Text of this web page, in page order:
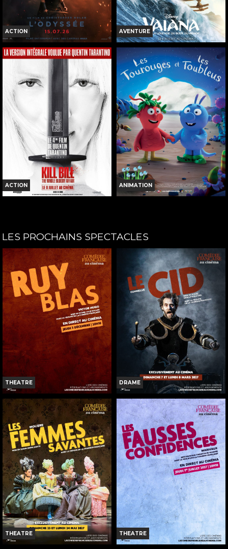
ACTION
L'ODYSSÉE
Horaires et Infos
Réservation
INT. -12ans
AVENTURE
VAIANA, LA LÉGENDE DU BOUT
DU MONDE
Horaires et Infos
Bande-annonce
Réservation
TOUT PUBLIC
VF
ACTION
Bande-annonce
Réservation
INT. -16ans
VF
ANIMATION
Bande-annonce
Réservation
TOUT PUBLIC
LES PROCHAINS SPECTACLES
THEATRE
RUY BLAS (COMÉDIE-
FRANÇAISE)
Horaires et Infos
Bande-annonce
Réservation
TOUT PUBLIC
VF
DRAME
LE CID (COMÉDIE-FRANÇAISE)
Horaires et Infos
Bande-annonce
Réservation
TOUT PUBLIC
THEATRE THEATRE